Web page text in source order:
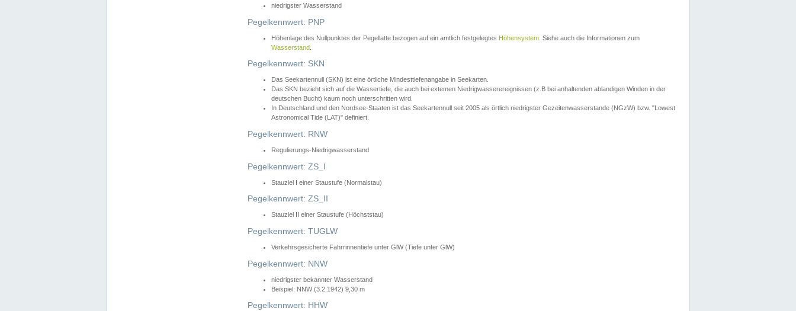
niedrigster Wasserstand
Pegelkennwert: PNP
Höhenlage des Nullpunktes der Pegellatte bezogen auf ein amtlich festgelegtes Höhensystem . Siehe auch die Informationen zum
Wasserstand
Pegelkennwert: SKN
Das Seekartennull (SKN) ist eine örtliche Mindesttiefenangabe in Seekarten.
Das SKN bezieht sich auf die Wassertiefe, die auch bei extemen Niedrigwasserereignissen (z.B bei anhaltenden ablandigen Winden in der
deutschen Bucht) kaum noch unterschritten wird.
In Deutschland und den Nordsee-Staaten ist das Seekartennull seit 2005 als örtlich niedrigster Gezeitenwasserstande (NGzW) bzw. "Lowest
Astronomical Tide (LAT)" definiert.
Pegelkennwert: RNW
Regulierungs-Niedrigwasserstand
Pegelkennwert: ZS_I
Stauziel I einer Staustufe (Normalstau)
Pegelkennwert: ZS_II
Stauziel II einer Staustufe (Höchststau)
Pegelkennwert: TUGLW
Verkehrsgesicherte Fahrrinnentiefe unter GlW (Tiefe unter GlW)
Pegelkennwert: NNW
niedrigster bekannter Wasserstand
Beispiel: NNW (3.2.1942) 9,30 m
Pegelkennwert: HHW